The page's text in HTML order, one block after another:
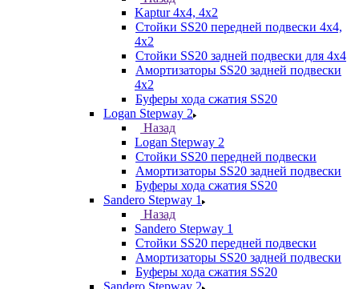
Kaptur 4х4, 4х2
Стойки SS20 передней подвески 4х4,
4x2
Стойки SS20 задней подвески для 4х4
Амортизаторы SS20 задней подвески
4х2
Буферы хода сжатия SS20
Logan Stepway 2
Назад
Logan Stepway 2
Стойки SS20 передней подвески
Амортизаторы SS20 задней подвески
Буферы хода сжатия SS20
Sandero Stepway 1
Назад
Sandero Stepway 1
Стойки SS20 передней подвески
Амортизаторы SS20 задней подвески
Буферы хода сжатия SS20
Sandero Stepway 2